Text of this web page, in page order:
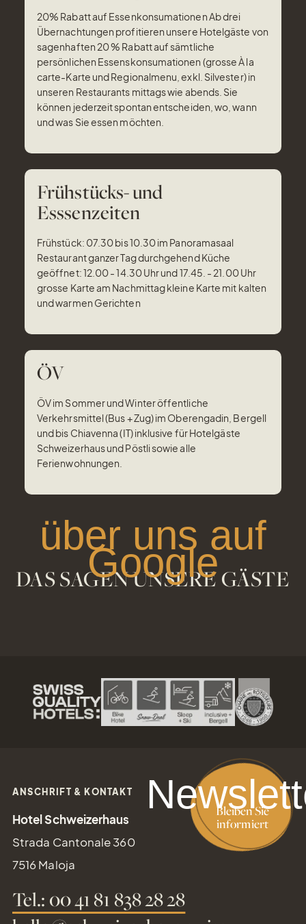
20% Rabatt auf Essenkonsumationen Ab drei
Übernachtungen profitieren unsere Hotelgäste von
sagenhaften 20 % Rabatt auf sämtliche
persönlichen Essenskonsumationen (grosse À la
carte-Karte und Regionalmenu, exkl. Silvester) in
unseren Restaurants mittags wie abends. Sie
können jederzeit spontan entscheiden, wo, wann
und was Sie essen möchten.
Frühstücks- und
Esssenzeiten
Frühstück: 07.30 bis 10.30 im Panoramasaal
Restaurant ganzer Tag durchgehend Küche
geöffnet: 12.00 - 14.30 Uhr und 17.45. - 21.00 Uhr
grosse Karte am Nachmittag kleine Karte mit kalten
und warmen Gerichten
ÖV
ÖV im Sommer und Winter öffentliche
Verkehrsmittel (Bus + Zug) im Oberengadin, Bergell
und bis Chiavenna (IT) inklusive für Hotelgäste
Schweizerhaus und Pöstli sowie alle
Ferienwohnungen.
DAS SAGEN UNSERE GÄSTE
über uns auf
Google
Bleiben Sie
informiert
ANSCHRIFT & KONTAKT
Hotel Schweizerhaus
Strada Cantonale 360
7516 Maloja
Tel.: 00 41 81 838 28 28